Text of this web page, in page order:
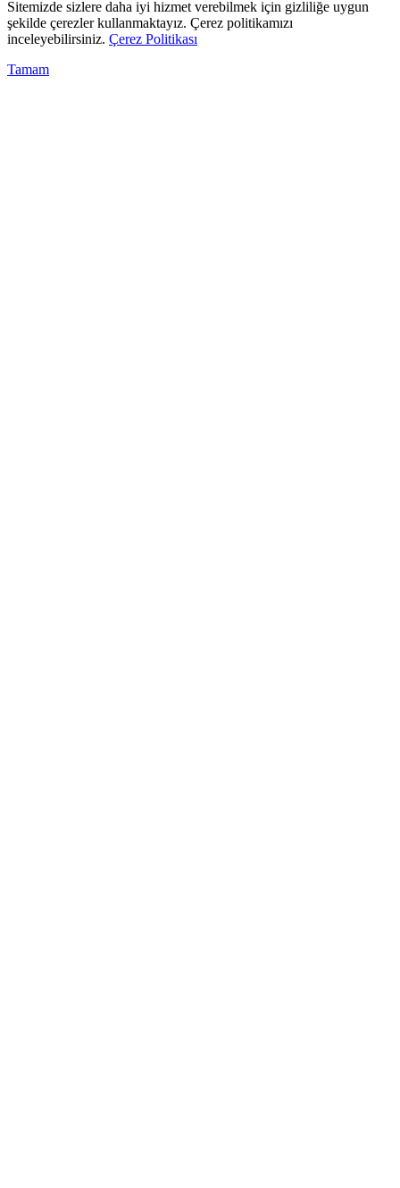
Sitemizde sizlere daha iyi hizmet verebilmek için gizliliğe uygun
şekilde çerezler kullanmaktayız. Çerez politikamızı
inceleyebilirsiniz. Çerez Politikası
Tamam